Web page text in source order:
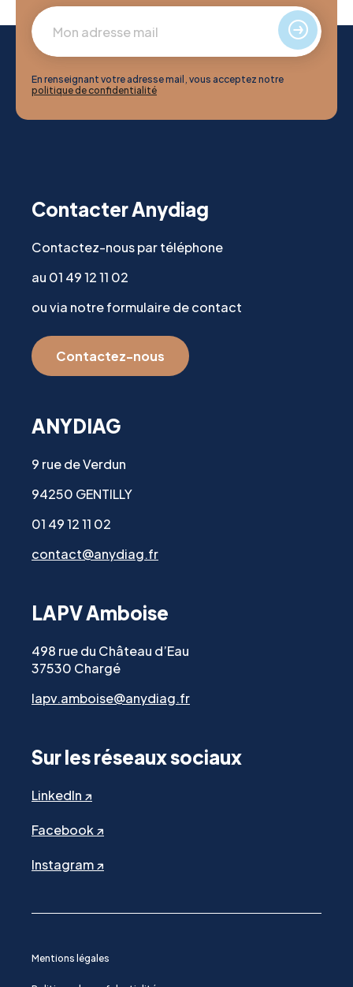
En renseignant votre adresse mail, vous acceptez notre
politique de confidentialité
Contacter Anydiag
Contactez-nous par téléphone
au 01 49 12 11 02
ou via notre formulaire de contact
Contactez-nous
ANYDIAG
9 rue de Verdun
94250 GENTILLY
01 49 12 11 02
contact@anydiag.fr
LAPV Amboise
498 rue du Château d’Eau
37530 Chargé
lapv.amboise@anydiag.fr
Sur les réseaux sociaux
LinkedIn ↗
Facebook ↗
Instagram ↗
Mentions légales